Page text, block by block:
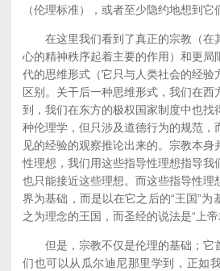
（伦理标准），或者至少隐约地想到它
在这里我们看到了真正的宗教（在
心的精神秩序起着主要的作用）和更局
代的思维形式（它只与人类社会的经验
区别。关干后一种思维形式，我们在西
到，我们在东方的极权国家制度中也找
种伦理学，但只涉及道德行为的规范，
见的经验的观察推论出来的。宗教本身
性理想，我们用这些指导性理想指导我
也只能接近这些理想。而这些指导性理
界为基础，而是以在它之后的“王国”为
之为理念的王国，而圣经的说法是“上帝
但是，宗教不仅是伦理的基础；它
们也可以从瓜尔迪尼那里学到，正如